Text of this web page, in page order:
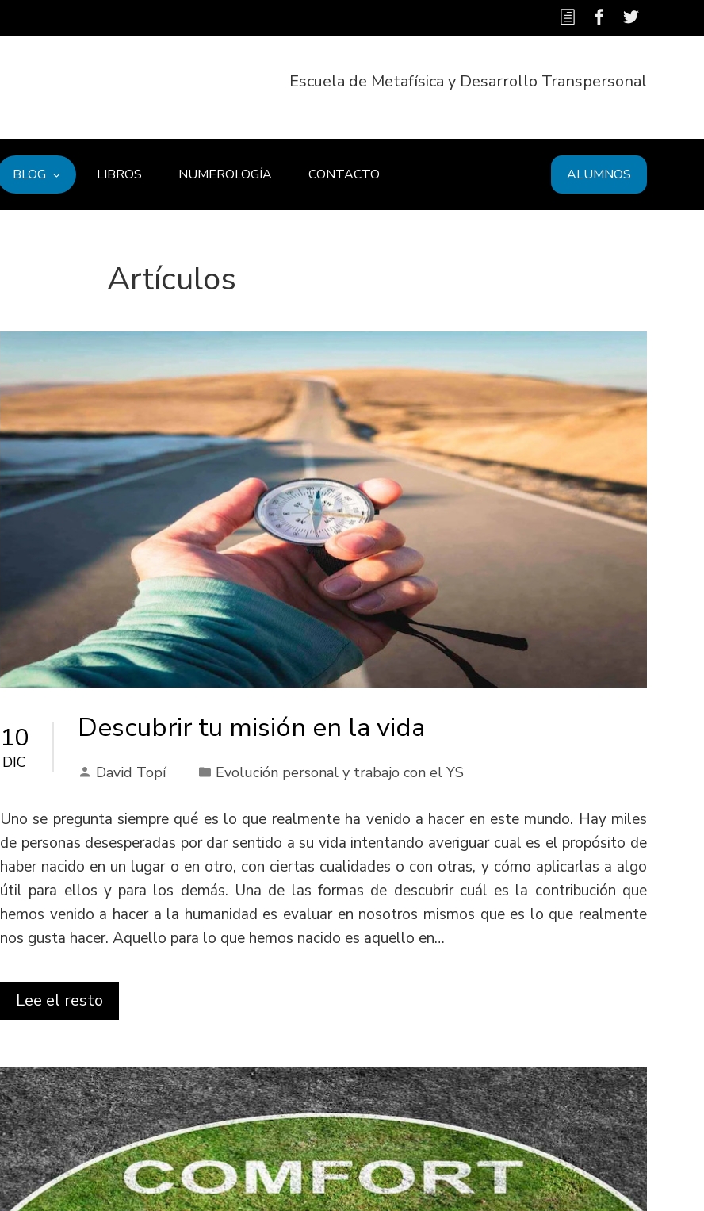
Escuela de Metafísica y Desarrollo Transpersonal
BLOG LIBROS NUMEROLOGÍA CONTACTO ALUMNOS
Artículos
10
DIC
Descubrir tu misión en la vida
David Topí Evolución personal y trabajo con el YS
Uno se pregunta siempre qué es lo que realmente ha venido a hacer en este mundo. Hay miles
de personas desesperadas por dar sentido a su vida intentando averiguar cual es el propósito de
haber nacido en un lugar o en otro, con ciertas cualidades o con otras, y cómo aplicarlas a algo
útil para ellos y para los demás. Una de las formas de descubrir cuál es la contribución que
hemos venido a hacer a la humanidad es evaluar en nosotros mismos que es lo que realmente
nos gusta hacer. Aquello para lo que hemos nacido es aquello en…
Lee el resto